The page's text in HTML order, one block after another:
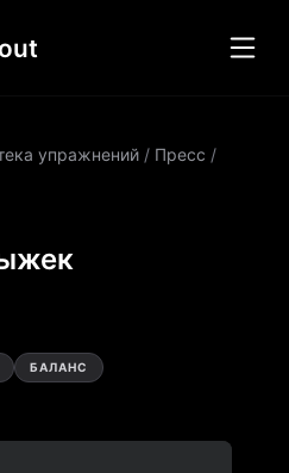
упражнений / Пресс /
БАЛАНС